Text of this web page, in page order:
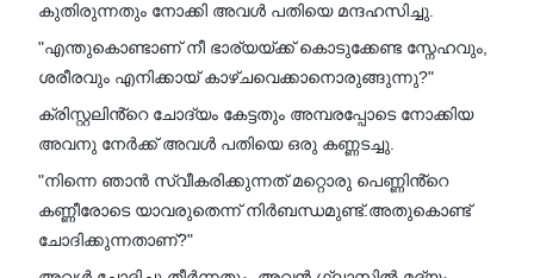
കുതിരുന്നതും നോക്കി അവൾ പതിയെ മന്ദഹസിച്ചു.
"എന്തുകൊണ്ടാണ് നീ ഭാര്യയ്ക്ക് കൊടുക്കേണ്ട സ്നേഹവും,
ശരീരവും എനിക്കായ് കാഴ്ചവെക്കാനൊരുങ്ങുന്നു?"
ക്രിസ്റ്റലിൻ്റെ ചോദ്യം കേട്ടതും അമ്പരപ്പോടെ നോക്കിയ
അവനു നേർക്ക് അവൾ പതിയെ ഒരു കണ്ണടച്ചു.
"നിന്നെ ഞാൻ സ്വീകരിക്കുന്നത് മറ്റൊരു പെണ്ണിൻ്റെ
കണ്ണീരോടെ യാവരുതെന്ന് നിർബന്ധമുണ്ട്.അതുകൊണ്ട്
ചോദിക്കുന്നതാണ്?"